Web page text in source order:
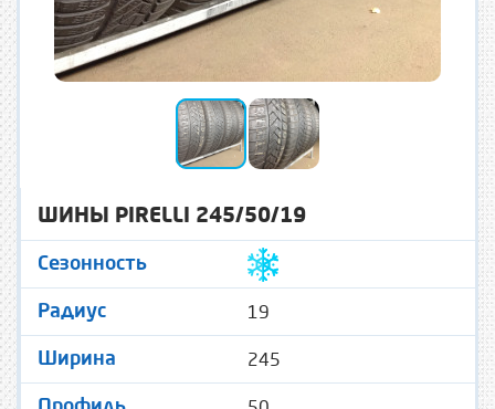
ШИНЫ PIRELLI 245/50/19
Сезонность
Радиус 19
Ширина 245